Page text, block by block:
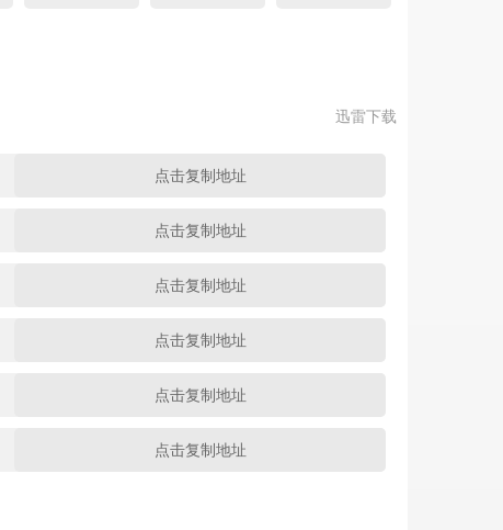
迅雷下载
点击复制地址
点击复制地址
点击复制地址
点击复制地址
点击复制地址
点击复制地址